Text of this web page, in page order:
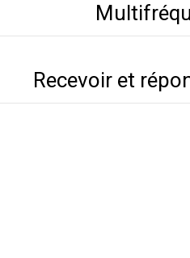
Recevoir et